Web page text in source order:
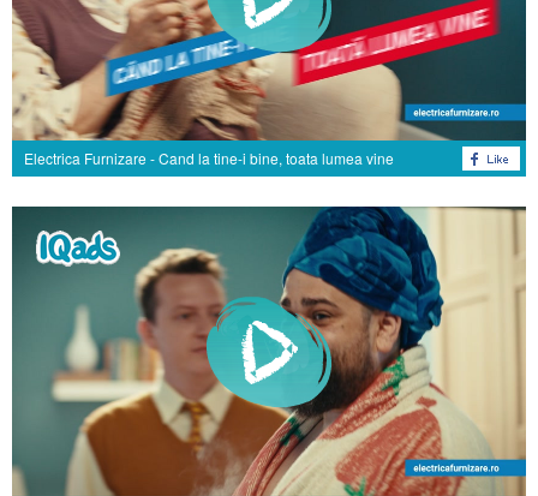
Electrica Furnizare - Cand la tine-i bine, toata lumea vine